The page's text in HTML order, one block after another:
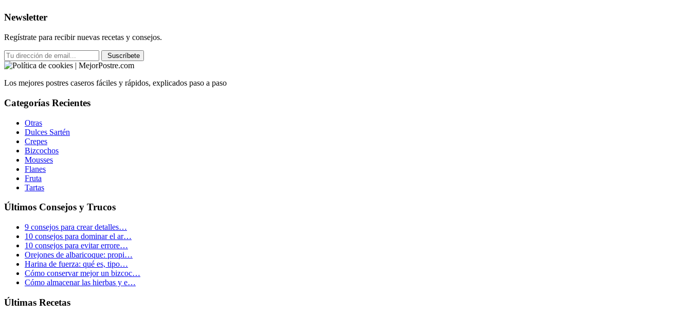
Newsletter
Regístrate para recibir nuevas recetas y consejos.
Suscríbete
Los mejores postres caseros fáciles y rápidos, explicados paso a paso
Categorías Recientes
Otras
Dulces Sartén
Crepes
Bizcochos
Mousses
Flanes
Fruta
Tartas
Últimos Consejos y Trucos
9 consejos para crear detalles…
10 consejos para dominar el ar…
10 consejos para evitar errore…
Orejones de albaricoque: propi…
Harina de fuerza: qué es, tipo…
Cómo conservar mejor un bizcoc…
Cómo almacenar las hierbas y e…
Últimas Recetas